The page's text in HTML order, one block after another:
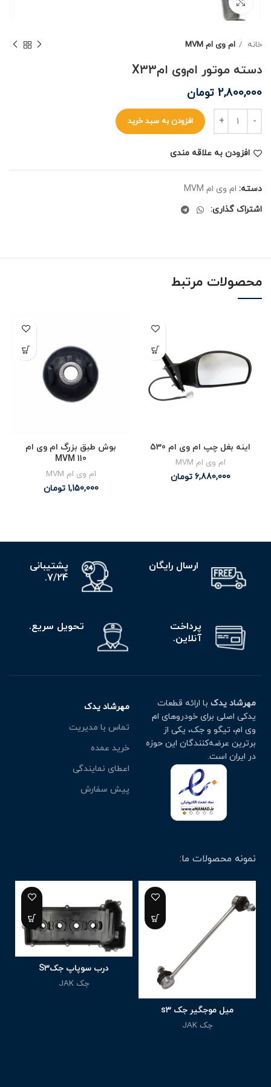
خانه ام وی ام MVM
دسته موتور ام‌وی ام‌X33
2,800,000 تومان
افزودن به سبد خرید
افزودن به علاقه مندی
دسته: ام وی ام MVM
اشتراک گذاری:
محصولات مرتبط
اینه بغل چپ ام وی ام 530
ام وی ام MVM
6,880,000 تومان
بوش طبق بزرگ ام وی ام
MVM 110
ام وی ام MVM
1,150,000 تومان
ارسال رایگان
پشتیبانی
7/24.
پرداخت
آنلاین.
تحویل سریع.
مهرشاد یدک با ارائه قطعات
یدکی اصلی برای خودروهای ام
وی ام، تیگو و جک، یکی از
برترین عرضه‌کنندگان این حوزه
در ایران است.
مهرشاد یدک
تماس با مدیریت
خرید عمده
اعطای نمایندگی
پیش سفارش
نمونه محصولات ما:
میل موجگیر جک s3
جک JAK
درب سوپاپ جکS3
جک JAK